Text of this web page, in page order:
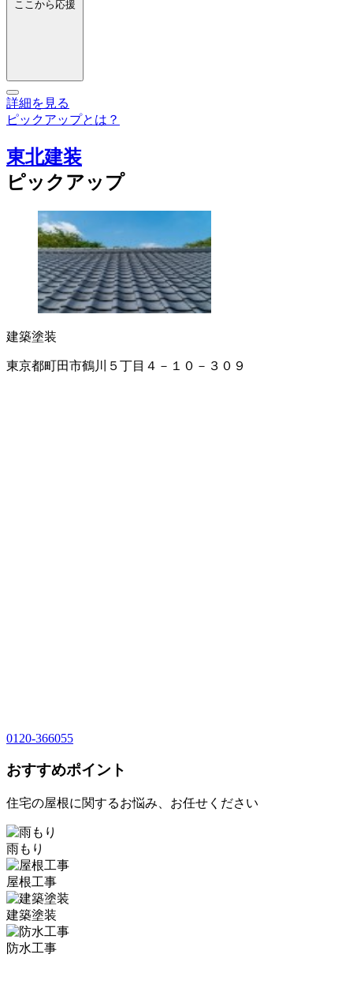
ここから応援
詳細を見る
ピックアップとは？
東北建装
ピックアップ
建築塗装
東京都町田市鶴川５丁目４－１０－３０９
0120-366055
おすすめポイント
住宅の屋根に関するお悩み、お任せください
雨もり
屋根工事
建築塗装
防水工事